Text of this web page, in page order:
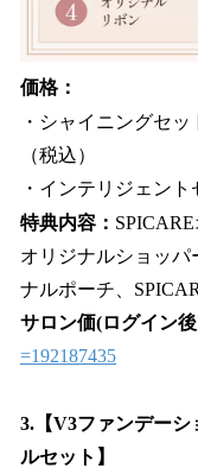
価格：
・シャイニングセ
（税込）
・インテリジェント
特典内容：
オリジナルショッ
ナルポーチ、
サロン価(ログイン後
=192187435
3.【V3ファンデーシ
ルセット】